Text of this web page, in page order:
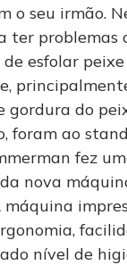
o seu irmão.
ter problemas
esfolar
gordura do
foram ao
fez
nova
máquina
nível de